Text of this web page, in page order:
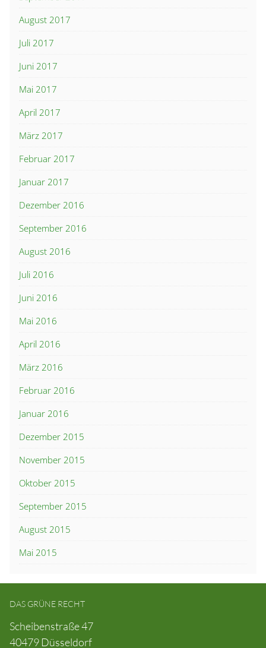
August 2017
Juli 2017
Juni 2017
Mai 2017
April 2017
März 2017
Februar 2017
Januar 2017
Dezember 2016
September 2016
August 2016
Juli 2016
Juni 2016
Mai 2016
April 2016
März 2016
Februar 2016
Januar 2016
Dezember 2015
November 2015
Oktober 2015
September 2015
August 2015
Mai 2015
DAS GRÜNE RECHT
Scheibenstraße 47
40479 Düsseldorf